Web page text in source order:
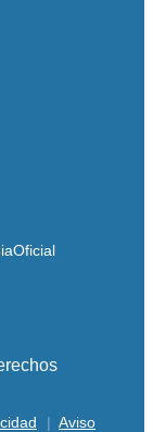
Aviso